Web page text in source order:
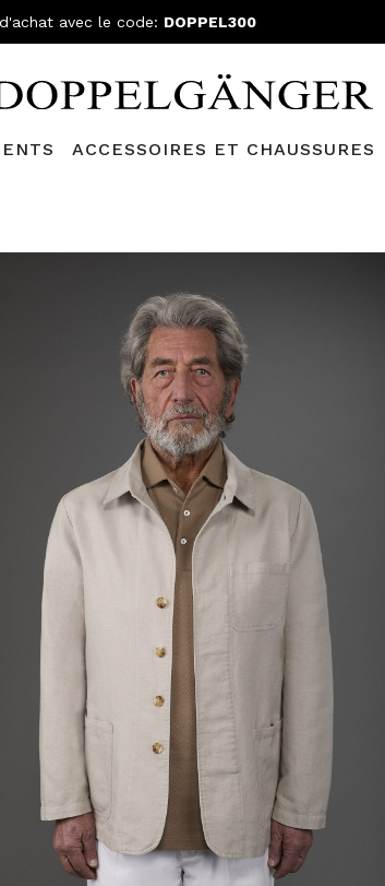
avec le code: DOPPEL300
ACCESSOIRES ET CHAUSSURES